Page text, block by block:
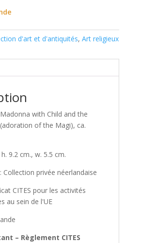
d'art et d'antiquités, Art religieux
with Child and the
of the Magi), ca.
9.2 cm., w. 5.5 cm.
Collection privée néerlandaise
CITES pour les activités
au sein de l'UE
– Règlement CITES